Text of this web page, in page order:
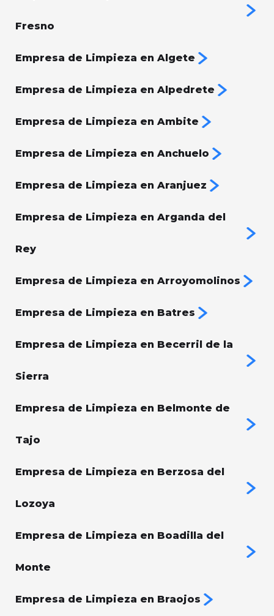
Fresno
Empresa de Limpieza en Algete
Empresa de Limpieza en Alpedrete
Empresa de Limpieza en Ambite
Empresa de Limpieza en Anchuelo
Empresa de Limpieza en Aranjuez
Empresa de Limpieza en Arganda del
Rey
Empresa de Limpieza en Arroyomolinos
Empresa de Limpieza en Batres
Empresa de Limpieza en Becerril de la
Sierra
Empresa de Limpieza en Belmonte de
Tajo
Empresa de Limpieza en Berzosa del
Lozoya
Empresa de Limpieza en Boadilla del
Monte
Empresa de Limpieza en Braojos